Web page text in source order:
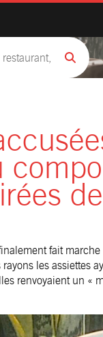
fait
les assiettes
renvoyaient un «